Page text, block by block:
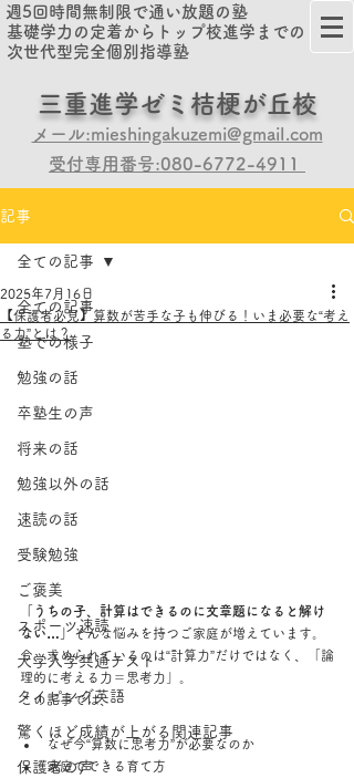
週5回時間無制限で通い放題の塾
基礎学力の定着からトップ校進学までの
次世代型完全個別指導塾
メール:mieshingakuzemi@gmail.com
​​三重進学ゼミ桔梗が丘校
受付専用番号:080-6772-4911
記事
全ての記事
塾での様子
勉強の話
卒塾生の声
将来の話
勉強以外の話
速読の話
受験勉強
ご褒美
スポーツ速読
大学入学共通テスト
タイピング英語
驚くほど成績が上がる関連記事
保護者の声
全ての記事
【保護者必見】算数が苦手な子も伸びる！いま必要な“考え
る力”とは？
2025年7月16日
「うちの子、計算はできるのに文章題になると解け
ない…」 そんな悩みを持つご家庭が増えています。
今、求められているのは“計算力”だけではなく、「論
理的に考える力＝思考力」。
この記事では、
なぜ今“算数に思考力”が必要なのか
家庭でできる育て方